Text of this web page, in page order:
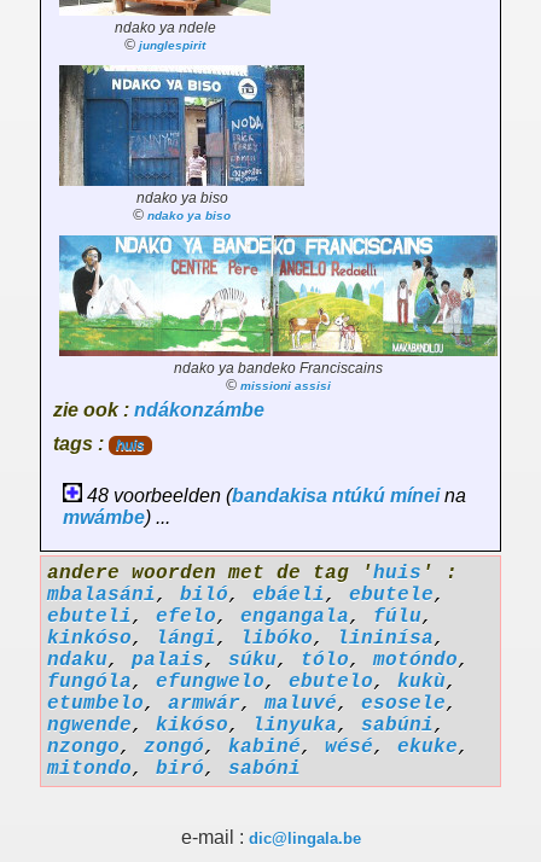
ndako ya ndele
© junglespirit
ndako ya biso
© ndako ya biso
ndako ya bandeko Franciscains
© missioni assisi
zie ook : ndákonzámbe
tags :
huis
48 voorbeelden (bandakisa ntúkú míneina
mwámbe) ...
andere woorden met de tag 'huis ' :
mbalasáni, biló, ebáeli, ebutele,
ebuteli, efelo, engangala, fúlu,
kinkóso, lángi, libóko, lininísa,
ndaku, palais, súku, tólo,motóndo,
fungóla, efungwelo, ebutelo, kukù,
etumbelo, armwár,maluvé, esosele,
ngwende, kikóso, linyuka, sabúni,
nzongo, zongó, kabiné, wésé, ekuke,
mitondo, biró, sabóni
e-mail : dic@lingala.be